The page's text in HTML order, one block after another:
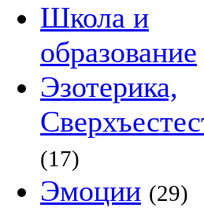
Школа и
образование
Эзотерика,
(17)
Эмоции (29)